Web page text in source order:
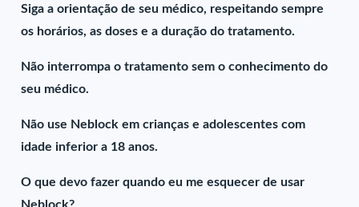
Siga a orientação de seu médico, respeitando sempre
os horários, as doses e a duração do tratamento.
Não interrompa o tratamento sem o conhecimento do
seu médico.
Não use Neblock em crianças e adolescentes com
idade inferior a 18 anos.
O que devo fazer quando eu me esquecer de usar